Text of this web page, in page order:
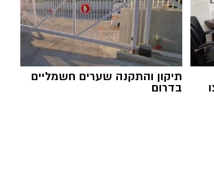
מתוודעת את האדם
המונים. כן, את הסליחות
אנשים ובעיקר בני נוער
בראיון ראשון.
תיקון והתקנה שערים חשמליים
בדרום